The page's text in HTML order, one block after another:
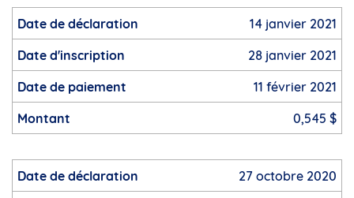
14 janvier 2021
28 janvier 2021
11 février 2021
0,545 $
27 octobre 2020